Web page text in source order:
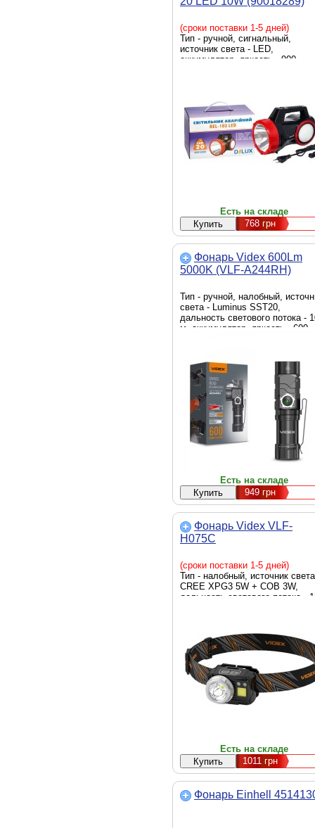
(сроки поставки 1-5 дней)
Тип - ручной, сигнальный,
источник света - LED,
аккумулятор, яркость - 900
Есть на складе
768грн
Фонарь Videx 600Lm
5000K (VLF-A244RH)
Тип - ручной, налобный,
света - Luminus SST20,
дальность светового потока -
м, аккумулятор, яркость - 600
Есть на складе
949грн
Фонарь Videx VLF-
H075C
(сроки поставки 1-5 дней)
Тип - налобный, источник
CREE XPG3 5W + COB 3W,
дальность светового потока -
Есть на складе
1011грн
Фонарь Einhell